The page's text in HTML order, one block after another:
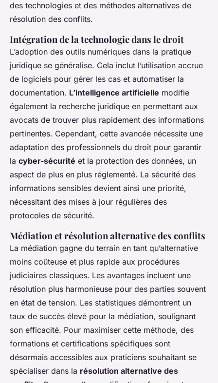
des technologies et des méthodes alternatives de
résolution des conflits.
Intégration de la technologie dans le droit
L’adoption des outils numériques dans la pratique
juridique se généralise. Cela inclut l’utilisation accrue
de logiciels pour gérer les cas et automatiser la
documentation. L’intelligence artificielle modifie
également la recherche juridique en permettant aux
avocats de trouver plus rapidement des informations
pertinentes. Cependant, cette avancée nécessite une
adaptation des professionnels du droit pour garantir
la cyber-sécurité et la protection des données, un
aspect de plus en plus réglementé. La sécurité des
informations sensibles devient ainsi une priorité,
nécessitant des mises à jour régulières des
protocoles de sécurité.
Médiation et résolution alternative des conflits
La médiation gagne du terrain en tant qu’alternative
moins coûteuse et plus rapide aux procédures
judiciaires classiques. Les avantages incluent une
résolution plus harmonieuse pour des parties souvent
en état de tension. Les statistiques démontrent un
taux de succès élevé pour la médiation, soulignant
son efficacité. Pour maximiser cette méthode, des
formations et certifications spécifiques sont
désormais accessibles aux praticiens souhaitant se
spécialiser dans la résolution alternative des